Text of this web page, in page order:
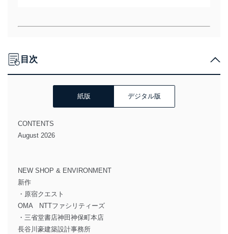
目次
紙版 デジタル版
CONTENTS
August 2026
NEW SHOP & ENVIRONMENT
新作
・原宿クエスト
OMA NTTファシリティーズ
・三省堂書店神田神保町本店
長谷川豪建築設計事務所